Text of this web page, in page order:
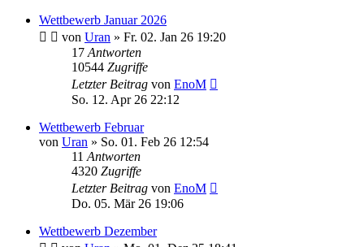
Wettbewerb Januar 2026
von Uran » Fr. 02. Jan 26 19:20
17 Antworten
10544 Zugriffe
Letzter Beitrag von EnoM
So. 12. Apr 26 22:12
Wettbewerb Februar
von Uran » So. 01. Feb 26 12:54
11 Antworten
4320 Zugriffe
Letzter Beitrag von EnoM
Do. 05. Mär 26 19:06
Wettbewerb Dezember